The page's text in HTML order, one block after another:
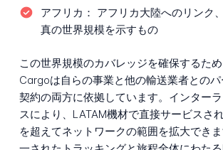
アフリカ： アフリカ大陸へのリンク
真の世界規模を示すもの
この世界規模のカバレッジを確保するた
Cargoは自らの事業と他の輸送業者との
契約の両方に依拠しています。インター
スにより、LATAM機材で直接サービスさ
を超えてネットワークの範囲を拡大でき